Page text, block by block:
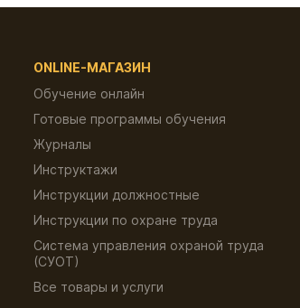
ONLINE-МАГАЗИН
Обучение онлайн
Готовые программы обучения
Журналы
Инструктажи
Инструкции должностные
Инструкции по охране труда
Система управления охраной труда
(СУОТ)
Все товары и услуги